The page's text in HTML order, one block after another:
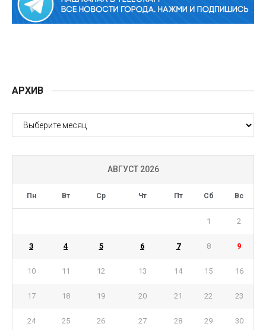
АРХИВ
АРХИВ
АВГУСТ 2026
Пн Вт Ср Чт Пт Сб Вс
1 2
3 4 5 6 7 8 9
10 11 12 13 14 15 16
17 18 19 20 21 22 23
24 25 26 27 28 29 30